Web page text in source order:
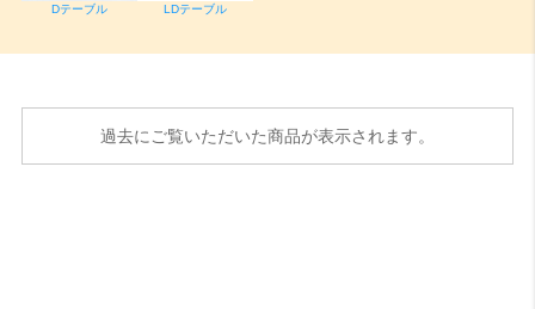
Dテーブル LDテーブル
過去にご覧いただいた商品が表示されます。